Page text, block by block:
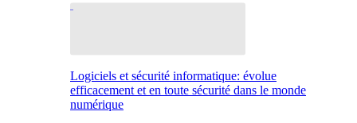
Logiciels et sécurité informatique: évolue
efficacement et en toute sécurité dans le monde
numérique